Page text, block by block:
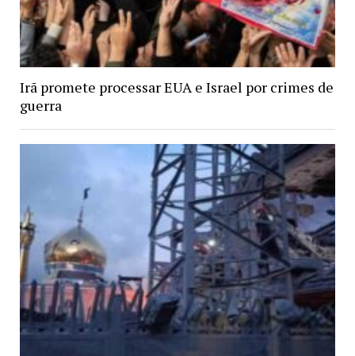
Irã promete processar EUA e Israel por crimes de
guerra